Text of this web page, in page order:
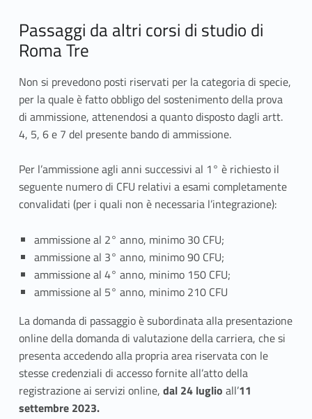
i
a
z
i
o
n
i
d
i
c
o
r
s
o
Passaggi da altri corsi di studio di
Roma Tre
Non si prevedono posti riservati per la categoria di specie,
per la quale è fatto obbligo del sostenimento della prova
di ammissione, attenendosi a quanto disposto dagli artt.
4, 5, 6 e 7 del presente bando di ammissione.
Per l’ammissione agli anni successivi al 1° è richiesto il
seguente numero di CFU relativi a esami completamente
convalidati (per i quali non è necessaria l’integrazione):
ammissione al 2° anno, minimo 30 CFU;
ammissione al 3° anno, minimo 90 CFU;
ammissione al 4° anno, minimo 150 CFU;
ammissione al 5° anno, minimo 210 CFU
La domanda di passaggio è subordinata alla presentazione
online della domanda di valutazione della carriera, che si
presenta accedendo alla propria area riservata con le
stesse credenziali di accesso fornite all’atto della
registrazione ai servizi online, dal 24 luglio all’11
settembre 2023.